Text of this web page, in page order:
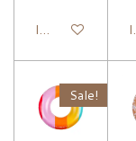
In winkelwagen
Sale!